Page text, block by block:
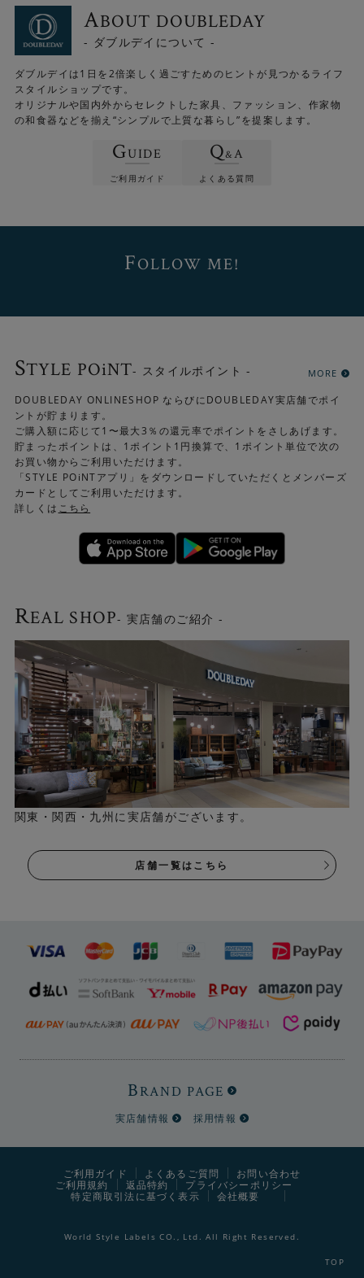
独特の光沢感を持っています。 綿染めしミックスして紡績
した糸を6～10色作り、ミックスさせることで深みのある
出した糸を使うからこそ、シンプルなデザインに豊かな表
情を持たせることができます。
軽くてやわらか。素足にも心地よい肌触り
掃除などでラグをベランダに持ち出したい時、重いラグだ
と重労働になってしまいますよね。Knittingは軽さも大事
な特徴のひとつです。軽くてやわらかなので、巻くのもラ
※画像はKHAKI BROWNです
やわらかな肌触りと、ウールの弾力感が素足にも心地よい
触感です。
ABOUT DOUBLEDAY
- ダブルデイについて -
ダブルデイは1日を2倍楽しく過ごすためのヒントが見つかるライフ
スタイルショップです。
オリジナルや国内外からセレクトした家具、ファッション、作家物
の和食器などを揃え“シンプルで上質な暮らし”を提案します。
GUIDE
ご利用ガイド
Q&A
よくある質問
FOLLOW ME!
STYLE POiNT- スタイルポイント - MORE
DOUBLEDAY ONLINESHOP ならびにDOUBLEDAY実店舗でポイ
ントが貯まります。
ご購入額に応じて1〜最大3％の還元率でポイントをさしあげます。
貯まったポイントは、1ポイント1円換算で、1ポイント単位で次の
お買い物からご利用いただけます。
「STYLE POiNTアプリ」をダウンロードしていただくとメンバーズ
カードとしてご利用いただけます。
詳しくは こちら
REAL SHOP- 実店舗のご紹介 -
関東・関西・九州に実店舗がございます。
店舗一覧はこちら
BRAND PAGE
実店舗情報 採用情報
ご利用ガイド よくあるご質問
お問い合わせ
ご利用規約
返品特約
プライバシーポリシー
特定商取引法に基づく表示
会社概要
World Style Labels CO., Ltd. All Right Reserved.